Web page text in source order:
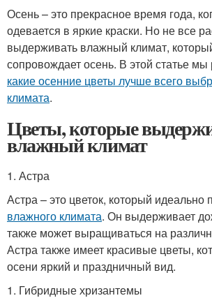
Осень – это прекрасное время года,
одевается в яркие краски. Но не все
выдерживать влажный климат,
сопровождает осень. В этой статье
какие осенние цветы лучше всего
климата.
Цветы, которые
влажный климат
1. Астра
Астра – это цветок, который идеально
влажного климата. Он выдерживает
также может выращиваться на
Астра также имеет красивые цветы,
осени яркий и праздничный вид.
1. Гибридные хризантемы